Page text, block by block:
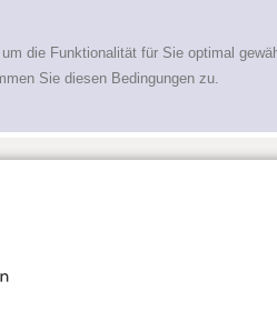
die Funktionalität für Sie optimal
Sie diesen Bedingungen zu.